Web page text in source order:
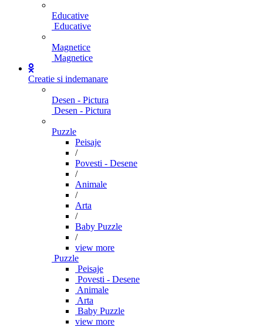
Educative
Educative
Magnetice
Magnetice
Creatie si indemanare
Desen - Pictura
Desen - Pictura
Puzzle
Peisaje
/
Povesti - Desene
/
Animale
/
Arta
/
Baby Puzzle
/
view more
Puzzle
Peisaje
Povesti - Desene
Animale
Arta
Baby Puzzle
view more